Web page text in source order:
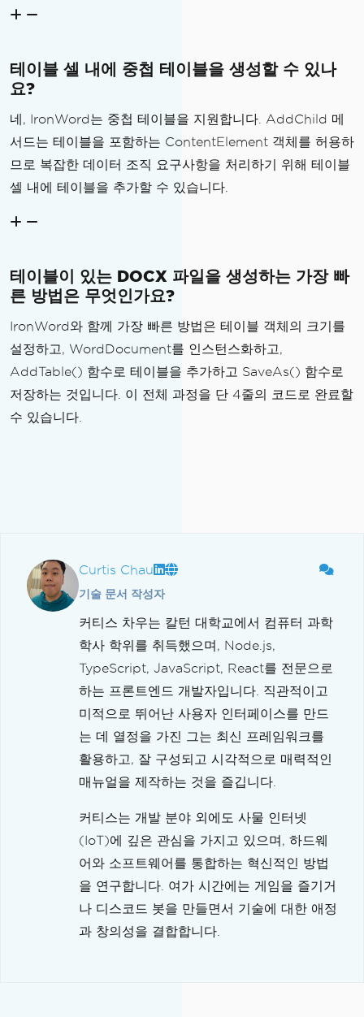
테이블 셀 내에 중첩 테이블을 생성할 수 있나
요?
네, IronWord는 중첩 테이블을 지원합니다. AddChild 메
서드는 테이블을 포함하는 ContentElement 객체를 허용하
므로 복잡한 데이터 조직 요구사항을 처리하기 위해 테이블
셀 내에 테이블을 추가할 수 있습니다.
테이블이 있는 DOCX 파일을 생성하는 가장 빠
른 방법은 무엇인가요?
IronWord와 함께 가장 빠른 방법은 테이블 객체의 크기를
설정하고, WordDocument를 인스턴스화하고,
AddTable() 함수로 테이블을 추가하고 SaveAs() 함수로
저장하는 것입니다. 이 전체 과정을 단 4줄의 코드로 완료할
수 있습니다.
Curtis Chau
기술 문서 작성자
커티스 차우는 칼턴 대학교에서 컴퓨터 과학
학사 학위를 취득했으며, Node.js,
TypeScript, JavaScript, React를 전문으로
하는 프론트엔드 개발자입니다. 직관적이고
미적으로 뛰어난 사용자 인터페이스를 만드
는 데 열정을 가진 그는 최신 프레임워크를
활용하고, 잘 구성되고 시각적으로 매력적인
매뉴얼을 제작하는 것을 즐깁니다.
커티스는 개발 분야 외에도 사물 인터넷
(IoT)에 깊은 관심을 가지고 있으며, 하드웨
어와 소프트웨어를 통합하는 혁신적인 방법
을 연구합니다. 여가 시간에는 게임을 즐기거
나 디스코드 봇을 만들면서 기술에 대한 애정
과 창의성을 결합합니다.